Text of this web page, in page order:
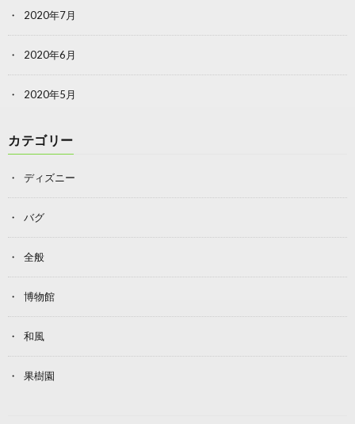
2020年7月
2020年6月
2020年5月
カテゴリー
ディズニー
バグ
全般
博物館
和風
果樹園